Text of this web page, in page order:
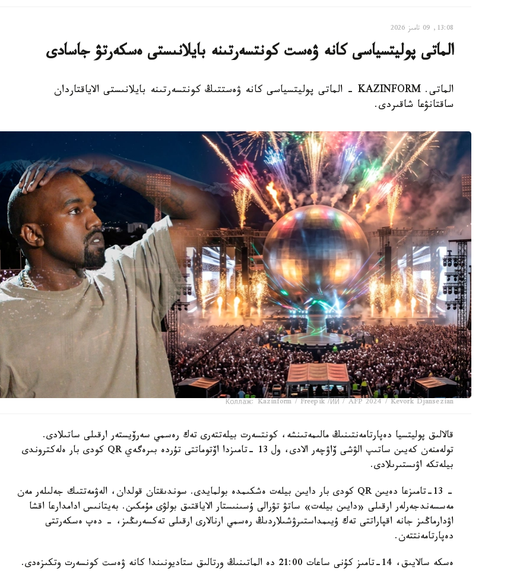
13:08, 09 تامىز 2026
الماتى پوليتسياسى كانە ۋەست كونتسەرتىنە بايلانىستى ەسكەرتۋ جاسادى
الماتى. KAZINFORM - الماتى پوليتسياسى كانە ۋەستتىڭ كونتسەرتىنە بايلانىستى الاياقتاردان
ساقتانۋعا شاقىردى.
Коллаж: Kazinform / Freepik /ИИ / AFP 2024 / Kevork Djansezian
قالالىق پوليتسيا دەپارتامەنتىنىڭ مالىمەتىنشە، كونتسەرت بيلەتتەرى تەك رەسمي سەرۆيستەر ارقىلى ساتىلادى.
تولەمنەن كەيىن ساتىپ الۋشى ۆاۋچەر الادى، ول 13 -تامىزدا اۆتوماتتى تۇردە بىرەگەي QR كودى بار ەلەكتروندى
بيلەتكە اۋىستىرىلادى.
- 13-تامىزعا دەيىن QR كودى بار دايىن بيلەت ەشكىمدە بولمايدى. سوندىقتان قولدان، الەۋمەتتىك جەلىلەر مەن
مەسسەندجەرلەر ارقىلى «دايىن بيلەت» ساتۋ تۋرالى ۇسىنىستار الاياقتىق بولۋى مۇمكىن. بەيتانىس ادامدارعا اقشا
اۋدارماڭىز جانە اقپاراتتى تەك ۇيىمداستىرۋشىلاردىڭ رەسمي ارنالارى ارقىلى تەكسەرىڭىز، - دەپ ەسكەرتتى
دەپارتامەنتتەن.
ەسكە سالايىق، 14-تامىز كۇنى ساعات 21:00 دە الماتىنىڭ ورتالىق ستاديونىندا كانە ۋەست كونسەرت وتكىزەدى.